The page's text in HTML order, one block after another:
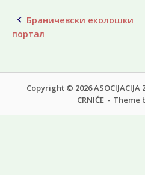
Post
Браничевски еколошки
портал
Copyright © 2026 АSOCIJACIJA
CRNIĆE
Theme